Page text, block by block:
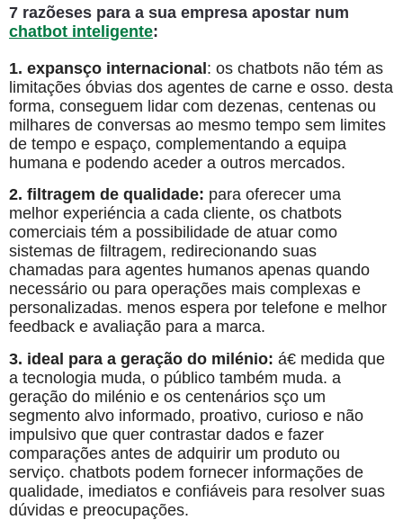
7 razõeses para a sua empresa apostar num
chatbot inteligente:
1. expansço internacional: os chatbots não tém as
limitações óbvias dos agentes de carne e osso. desta
forma, conseguem lidar com dezenas, centenas ou
milhares de conversas ao mesmo tempo sem limites
de tempo e espaço, complementando a equipa
humana e podendo aceder a outros mercados.
2. filtragem de qualidade: para oferecer uma
melhor experiéncia a cada cliente, os chatbots
comerciais tém a possibilidade de atuar como
sistemas de filtragem, redirecionando suas
chamadas para agentes humanos apenas quando
necessário ou para operações mais complexas e
personalizadas. menos espera por telefone e melhor
feedback e avaliação para a marca.
3. ideal para a geração do milénio: á€ medida que
a tecnologia muda, o público também muda. a
geração do milénio e os centenários sço um
segmento alvo informado, proativo, curioso e não
impulsivo que quer contrastar dados e fazer
comparações antes de adquirir um produto ou
serviço. chatbots podem fornecer informações de
qualidade, imediatos e confiáveis para resolver suas
dúvidas e preocupações.